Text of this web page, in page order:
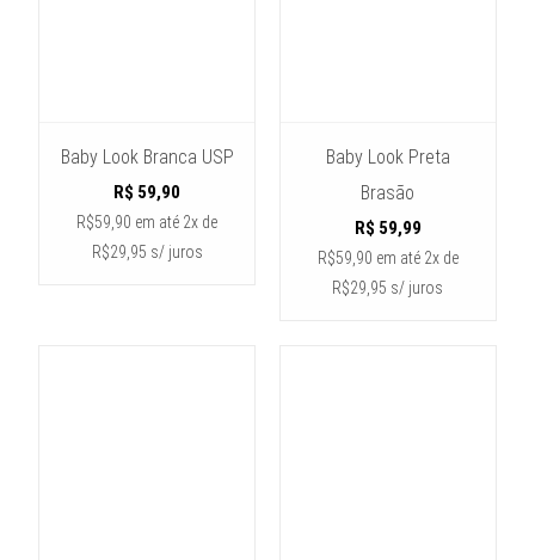
Baby Look Branca USP
R$ 59,90
R$59,90 em até 2x de
R$29,95 s/ juros
Baby Look Preta
Brasão
R$ 59,99
R$59,90 em até2x de
R$29,95 s/ juros